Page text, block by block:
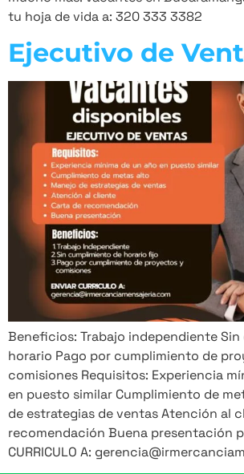
tu hoja de vida a: 320 333 3382
Ejecutivo de
Beneficios: Trabajo independiente
horario Pago por cumplimiento de
comisiones Requisitos: Experiencia
en puesto similar Cumplimiento de
de estrategias de ventas Atención al
recomendación Buena presentación
CURRICULO A: